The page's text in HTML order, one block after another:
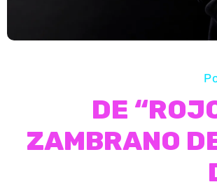
DE
ZAMBRANO